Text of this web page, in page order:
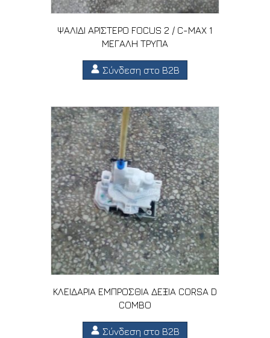
ΨΑΛΙΔΙ ΑΡΙΣΤΕΡΟ FOCUS 2 / C-MAX 1
ΜΕΓΑΛΗ ΤΡΥΠΑ
Σύνδεση στο B2B
ΚΛΕΙΔΑΡΙΑ ΕΜΠΡΟΣΘΙΑ ΔΕΞΙΑ CORSA D
COMBO
Σύνδεση στο B2B